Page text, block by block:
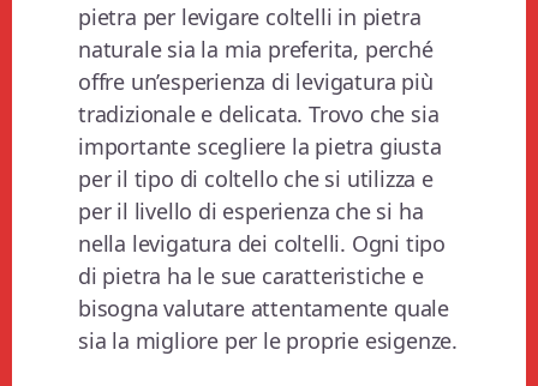
pietra per levigare coltelli in pietra
naturale sia la mia preferita, perché
offre un’esperienza di levigatura più
tradizionale e delicata. Trovo che sia
importante scegliere la pietra giusta
per il tipo di coltello che si utilizza e
per il livello di esperienza che si ha
nella levigatura dei coltelli. Ogni tipo
di pietra ha le sue caratteristiche e
bisogna valutare attentamente quale
sia la migliore per le proprie esigenze.